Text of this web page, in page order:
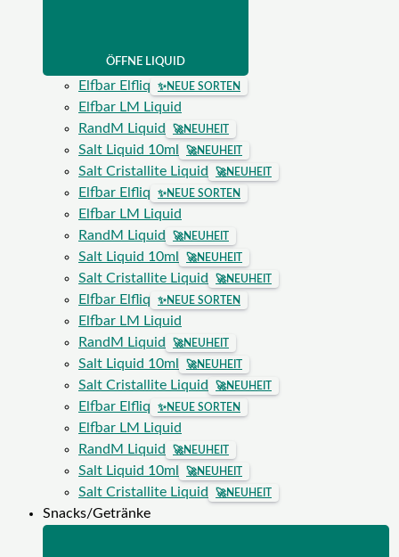
ÖFFNE LIQUID
Elfbar Elfliq ✨NEUE SORTEN
Elfbar LM Liquid
RandM Liquid
🚀NEUHEIT
Salt Liquid 10ml 🚀NEUHEIT
Salt Cristallite Liquid 🚀NEUHEIT
Elfbar Elfliq ✨NEUE SORTEN
Elfbar LM Liquid
RandM Liquid
🚀NEUHEIT
Salt Liquid 10ml 🚀NEUHEIT
Salt Cristallite Liquid 🚀NEUHEIT
Elfbar Elfliq ✨NEUE SORTEN
Elfbar LM Liquid
RandM Liquid
🚀NEUHEIT
Salt Liquid 10ml 🚀NEUHEIT
Salt Cristallite Liquid 🚀NEUHEIT
Elfbar Elfliq ✨NEUE SORTEN
Elfbar LM Liquid
RandM Liquid
🚀NEUHEIT
Salt Liquid 10ml 🚀NEUHEIT
Salt Cristallite Liquid 🚀NEUHEIT
Snacks/Getränke